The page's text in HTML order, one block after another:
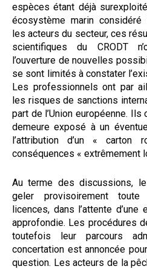
espèces étant déjà
écosystème marin considéré
les acteurs du secteur, ces
scientifiques du CRODT
l’ouverture de nouvelles
se sont limités à constater
Les professionnels ont par
les risques de sanctions
part de l’Union européenne.
demeure exposé à un
l’attribution d’un « carton
conséquences « extrêmement
Au terme des discussions,
geler provisoirement
licences, dans l’attente
approfondie. Les procédures
toutefois leur parcours
concertation est annoncée
question. Les acteurs de la